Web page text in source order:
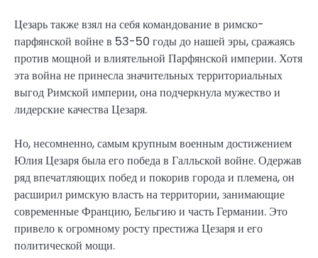
Цезарь также взял на себя командование в римско-
парфянской войне в 53-50 годы до нашей эры, сражаясь
против мощной и влиятельной Парфянской империи. Хотя
эта война не принесла значительных территориальных
выгод Римской империи, она подчеркнула мужество и
лидерские качества Цезаря.
Но, несомненно, самым крупным военным достижением
Юлия Цезаря была его победа в Галльской войне. Одержав
ряд впечатляющих побед и покорив города и племена, он
расширил римскую власть на территории, занимающие
современные Францию, Бельгию и часть Германии. Это
привело к огромному росту престижа Цезаря и его
политической мощи.